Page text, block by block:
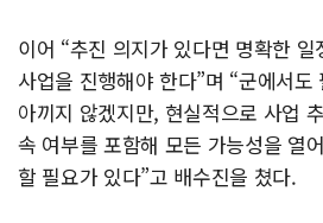
이어 “추진 의지가 있다면 명확한
사업을 진행해야 한다”며 “군에서
아끼지 않겠지만, 현실적으로 사업
속 여부를 포함해 모든 가능성을 열
할 필요가 있다”고 배수진을 쳤다.